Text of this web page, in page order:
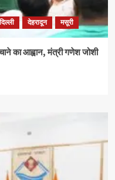
देहरादून मसूरी
का आह्वान, मंत्री गणेश जोशी